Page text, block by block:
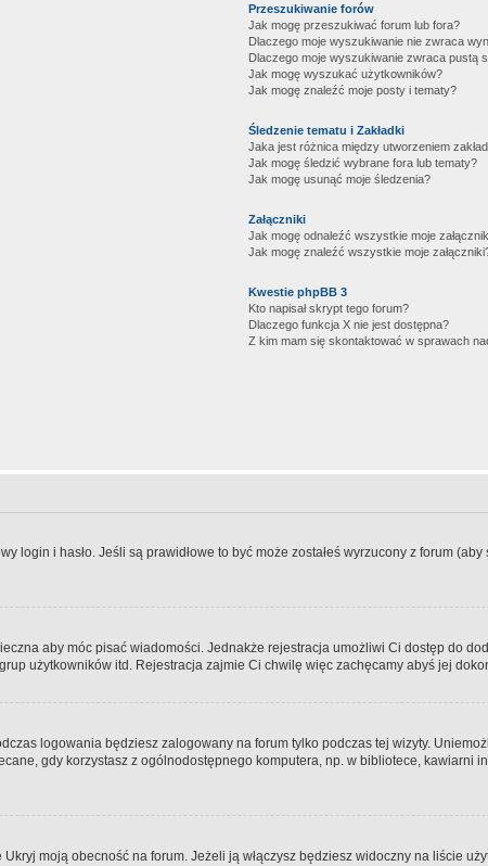
Przeszukiwanie forów
Jak mogę przeszukiwać forum lub fora?
Dlaczego moje wyszukiwanie nie zwraca
Dlaczego moje wyszukiwanie zwraca pustą
Jak mogę wyszukać użytkowników?
Jak mogę znaleźć moje posty i tematy?
Śledzenie tematu i Zakładki
Jaka jest różnica między utworzeniem
Jak mogę śledzić wybrane fora lub tematy?
Jak mogę usunąć moje śledzenia?
Załączniki
Jak mogę odnaleźć wszystkie moje
Jak mogę znaleźć wszystkie moje
Kwestie phpBB 3
Kto napisał skrypt tego forum?
Dlaczego funkcja X nie jest dostępna?
Z kim mam się skontaktować w sprawach
login i hasło. Jeśli są prawidłowe to być może zostałeś wyrzucony z forum
aby móc pisać wiadomości. Jednakże rejestracja umożliwi Ci dostęp do
użytkowników itd. Rejestracja zajmie Ci chwilę więc zachęcamy abyś jej
logowania będziesz zalogowany na forum tylko podczas tej wizyty.
gdy korzystasz z ogólnodostępnego komputera, np. w bibliotece,
moją obecność na forum. Jeżeli ją włączysz będziesz widoczny na liście